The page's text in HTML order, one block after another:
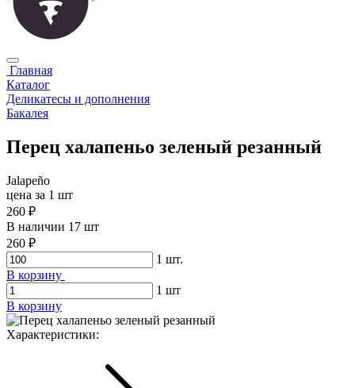
Главная
Каталог
Деликатесы и дополнения
Бакалея
Перец халапеньо зеленый резанный
Jalapeño
цена за 1 шт
260 ₽
В наличии 17 шт
260 ₽
1 шт.
В корзину
1 шт
В корзину
Характериcтики: